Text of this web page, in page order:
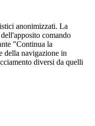
anonimizzati. La
comando
"Continua la
della navigazione in
diversi da quelli